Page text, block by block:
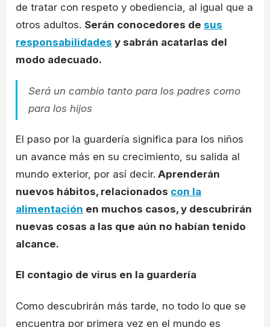
de tratar con respeto y obediencia, al igual que a
otros adultos. Serán conocedores de sus
responsabilidades y sabrán acatarlas del
modo adecuado.
Será un cambio tanto para los padres como
para los hijos
El paso por la guardería significa para los niños
un avance más en su crecimiento, su salida al
mundo exterior, por así decir. Aprenderán
nuevos hábitos, relacionados con la
alimentación en muchos casos, y descubrirán
nuevas cosas a las que aún no habían tenido
alcance.
El contagio de virus en la guardería
Como descubrirán más tarde, no todo lo que se
encuentra por primera vez en el mundo es